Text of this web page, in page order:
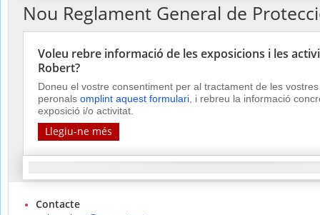
Nou Reglament General de
Voleu rebre informació de les exposicions i les
Robert?
Doneu el vostre consentiment per al tractament de les
peronals omplint aquest formulari , i rebreu la informació
exposició i/o activitat.
Llegiu-ne més
Contacte